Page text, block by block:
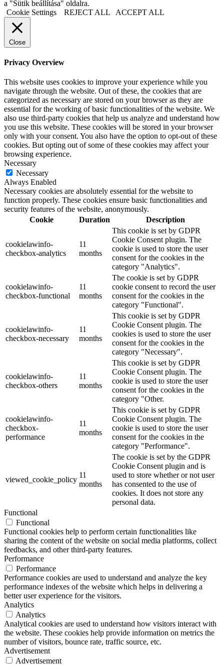
a "Sütik beállítása" oldalra.
Cookie Settings
REJECT ALL ACCEPT ALL
Close
Privacy Overview
This website uses cookies to improve your experience while you
navigate through the website. Out of these, the cookies that are
categorized as necessary are stored on your browser as they are
essential for the working of basic functionalities of the website. We
also use third-party cookies that help us analyze and understand how
you use this website. These cookies will be stored in your browser
only with your consent. You also have the option to opt-out of these
cookies. But opting out of some of these cookies may affect your
browsing experience.
Necessary
Necessary
Always Enabled
Necessary cookies are absolutely essential for the website to
function properly. These cookies ensure basic functionalities and
security features of the website, anonymously.
Cookie
Duration Description
cookielawinfo-
checkbox-analytics
11
months
This cookie is set by GDPR
Cookie Consent plugin. The
cookie is used to store the user
consent for the cookies in the
category "Analytics".
cookielawinfo-
checkbox-functional
11
months
The cookie is set by GDPR
cookie consent to record the user
consent for the cookies in the
category "Functional".
cookielawinfo-
checkbox-necessary
11
months
This cookie is set by GDPR
Cookie Consent plugin. The
cookies is used to store the user
consent for the cookies in the
category "Necessary".
cookielawinfo-
checkbox-others
11
months
This cookie is set by GDPR
Cookie Consent plugin. The
cookie is used to store the user
consent for the cookies in the
category "Other.
cookielawinfo-
checkbox-
performance
11
months
This cookie is set by GDPR
Cookie Consent plugin. The
cookie is used to store the user
consent for the cookies in the
category "Performance".
viewed_cookie_policy
11
months
The cookie is set by the GDPR
Cookie Consent plugin and is
used to store whether or not user
has consented to the use of
cookies. It does not store any
personal data.
Functional
Functional
Functional cookies help to perform certain functionalities like
sharing the content of the website on social media platforms, collect
feedbacks, and other third-party features.
Performance
Performance
Performance cookies are used to understand and analyze the key
performance indexes of the website which helps in delivering a
better user experience for the visitors.
Analytics
Analytics
Analytical cookies are used to understand how visitors interact with
the website. These cookies help provide information on metrics the
number of visitors, bounce rate, traffic source, etc.
Advertisement
Advertisement